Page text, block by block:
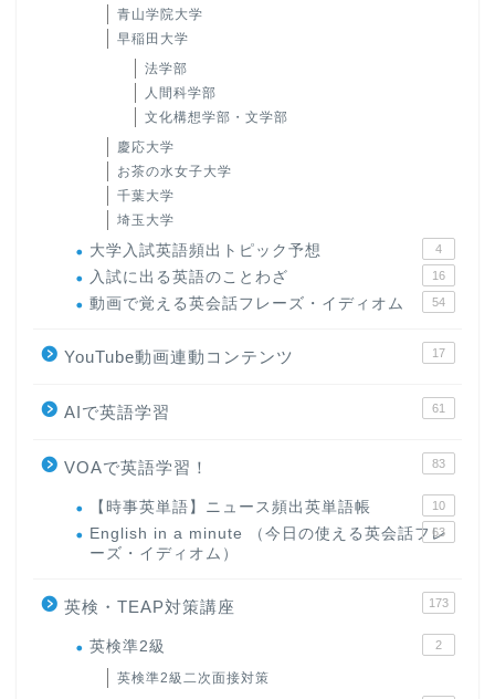
青山学院大学
早稲田大学
法学部
人間科学部
文化構想学部・文学部
慶応大学
お茶の水女子大学
千葉大学
埼玉大学
大学入試英語頻出トピック予想 4
入試に出る英語のことわざ 16
動画で覚える英会話フレーズ・イディオム 54
YouTube動画連動コンテンツ 17
AIで英語学習 61
VOAで英語学習！ 83
【時事英単語】ニュース頻出英単語帳 10
English in a minute （今日の使える英会話フレ
ーズ・イディオム）
63
英検・TEAP対策講座 173
英検準2級 2
英検準2級二次面接対策